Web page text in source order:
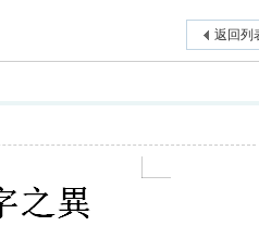
返回列